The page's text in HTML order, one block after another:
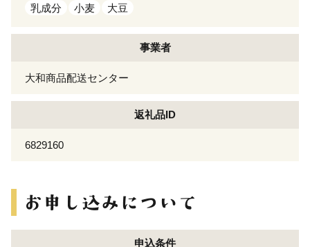
乳成分 小麦 大豆
事業者
大和商品配送センター
返礼品ID
6829160
申込条件